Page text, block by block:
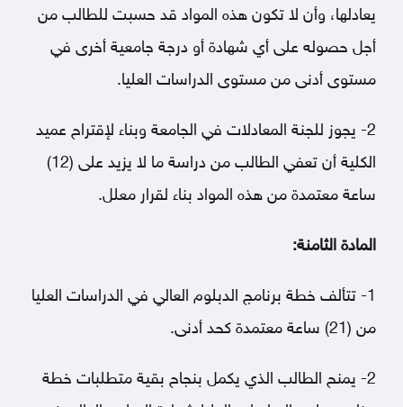
يعادلها، وأن لا تكون هذه المواد قد حسبت للطالب من
أجل حصوله على أي شهادة أو درجة جامعية أخرى في
مستوى أدنى من مستوى الدراسات العليا.
2- يجوز للجنة المعادلات في الجامعة وبناء لإقتراح عميد
الكلية أن تعفي الطالب من دراسة ما لا يزيد على (12)
ساعة معتمدة من هذه المواد بناء لقرار معلل.
المادة الثامنة:
1- تتألف خطة برنامج الدبلوم العالي في الدراسات العليا
من (21) ساعة معتمدة كحد أدنى.
2- يمنح الطالب الذي يكمل بنجاح بقية متطلبات خطة